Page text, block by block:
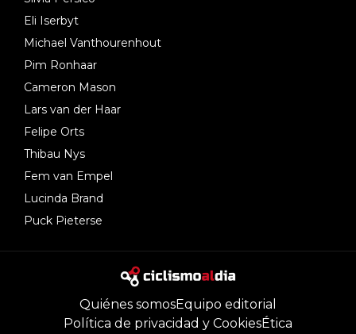
Eli Iserbyt
Michael Vanthourenhout
Pim Ronhaar
Cameron Mason
Lars van der Haar
Felipe Orts
Thibau Nys
Fem van Empel
Lucinda Brand
Puck Pieterse
Quiénes somosEquipo editorial
Política de privacidad y CookiesÉtica